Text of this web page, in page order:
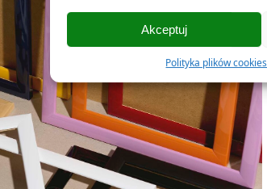
Akceptuj
Polityka plików cookies